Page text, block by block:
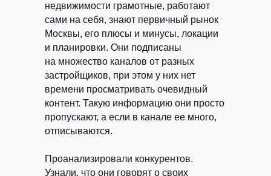
недвижимости грамотные, работают
сами на себя, знают первичный рынок
Москвы, его плюсы и минусы, локации
и планировки. Они подписаны
на множество каналов от разных
застройщиков, при этом у них нет
времени просматривать очевидный
контент. Такую информацию они просто
пропускают, а если в канале ее много,
отписываются.
Проанализировали конкурентов.
Узнали, что они говорят о своих